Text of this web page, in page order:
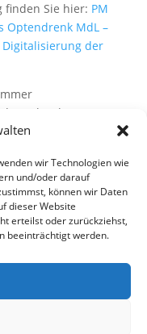
wir Technologien wie
und/oder darauf
können wir Daten
dieser Website
erteilst oder zurückziehst,
beeinträchtigt werden.
finden Sie hier: PM
Optendrenk MdL –
der